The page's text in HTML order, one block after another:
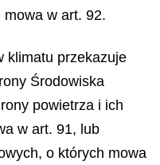
w art. 92.
klimatu przekazuje
Środowiska
powietrza i ich
w art. 91, lub
o których mowa